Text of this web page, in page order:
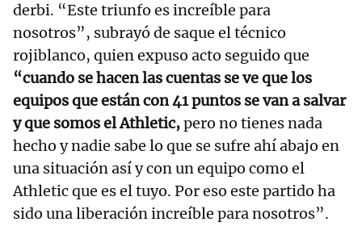
derbi. “Este triunfo es increíble para
nosotros”, subrayó de saque el técnico
rojiblanco, quien expuso acto seguido que
“cuando se hacen las cuentas se ve que los
equipos que están con 41 puntos se van a salvar
y que somos el Athletic,pero no tienes nada
hecho y nadie sabe lo que se sufre ahí abajo en
una situación así y con un equipo como el
Athletic que es el tuyo. Por eso este partido ha
sido una liberación increíble para nosotros”.